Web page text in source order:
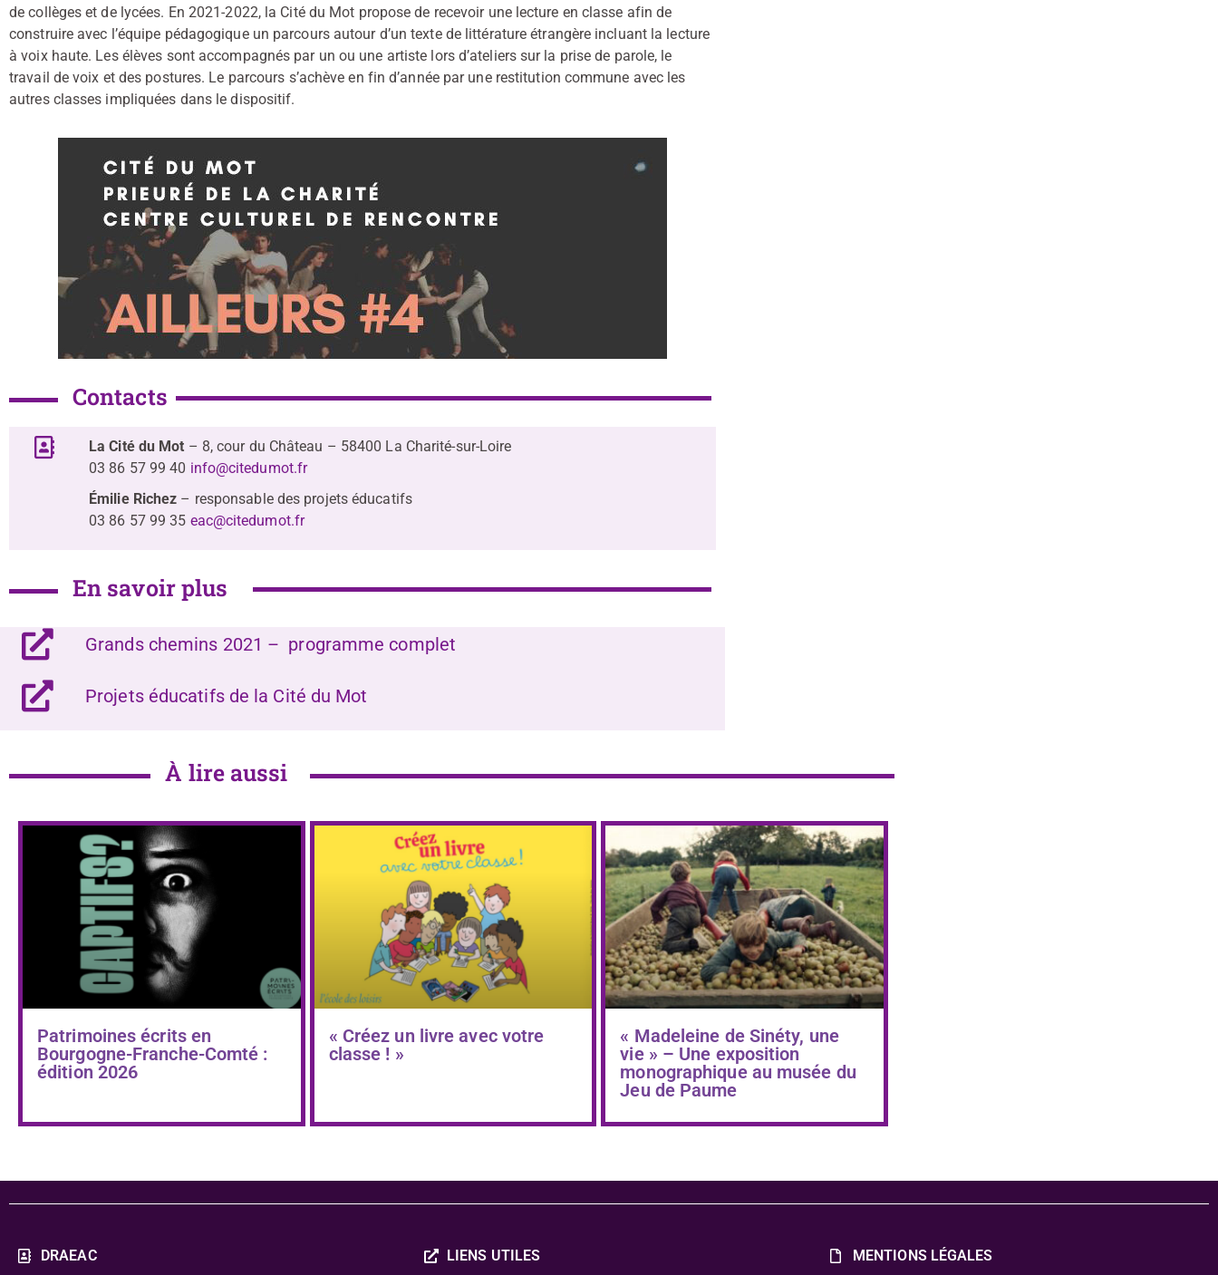
de collèges et de lycées. En 2021-2022, la Cité du Mot propose de recevoir une lecture en classe afin de
construire avec l’équipe pédagogique un parcours autour d’un texte de littérature étrangère incluant la lecture
à voix haute. Les élèves sont accompagnés par un ou une artiste lors d’ateliers sur la prise de parole, le
travail de voix et des postures. Le parcours s’achève en fin d’année par une restitution commune avec les
autres classes impliquées dans le dispositif.
Contacts
La Cité du Mot – 8, cour du Château – 58400 La Charité-sur-Loire
03 86 57 99 40 info@citedumot.fr
Émilie Richez – responsable des projets éducatifs
03 86 57 99 35 eac@citedumot.fr
En savoir plus
Grands chemins 2021 – programme complet
Projets éducatifs de la Cité du Mot
À lire aussi
Patrimoines écrits en
Bourgogne-Franche-Comté :
édition 2026
« Créez un livre avec votre
classe ! »
« Madeleine de Sinéty, une
vie » – Une exposition
monographique au musée du
Jeu de Paume
DRAEAC LIENS UTILES MENTIONS LÉGALES